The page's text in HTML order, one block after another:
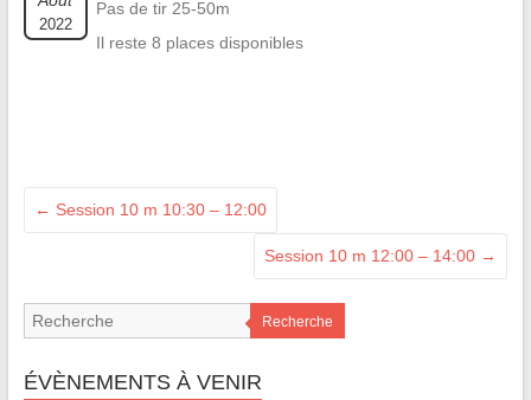
2022
Pas de tir 25-50m
Il reste 8 places disponibles
← Session 10 m 10:30 – 12:00
Session 10 m 12:00 – 14:00 →
Recherche
ÉVÈNEMENTS À VENIR